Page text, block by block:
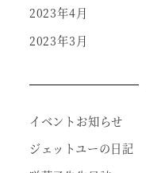
2023年4月
2023年3月
イベントお知らせ
ジェットユーの日記